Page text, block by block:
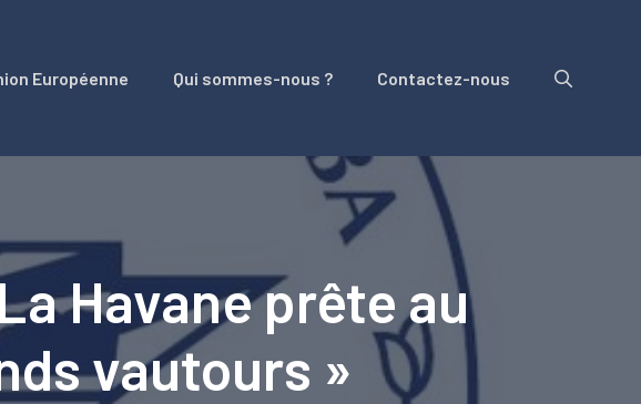
Européenne Qui sommes-nous ? Contactez-nous
Havane prête au
vautours »